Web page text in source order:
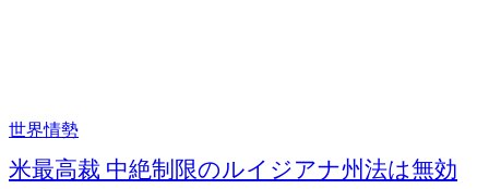
世界情勢
米最高裁 中絶制限のルイジアナ州法は無効